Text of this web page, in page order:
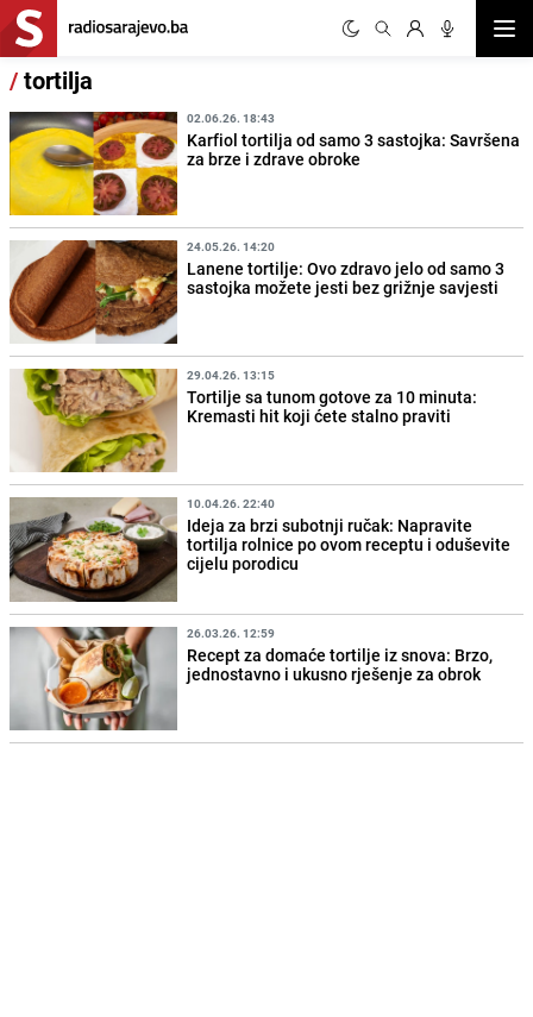
/tortilja
02.06.26. 18:43
Karfiol tortilja od samo 3 sastojka: Savršena
za brze i zdrave obroke
24.05.26. 14:20
Lanene tortilje: Ovo zdravo jelo od samo 3
sastojka možete jesti bez grižnje savjesti
29.04.26. 13:15
Tortilje sa tunom gotove za 10 minuta:
Kremasti hit koji ćete stalno praviti
10.04.26. 22:40
Ideja za brzi subotnji ručak: Napravite
tortilja rolnice po ovom receptu i oduševite
cijelu porodicu
26.03.26. 12:59
Recept za domaće tortilje iz snova: Brzo,
jednostavno i ukusno rješenje za obrok